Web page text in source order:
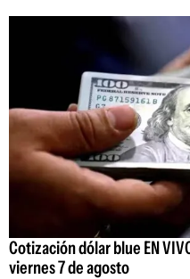
Cotización dólar blue EN
viernes 7 de agosto